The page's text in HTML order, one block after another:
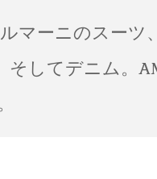
マーニのスーツ
そしてデニム。